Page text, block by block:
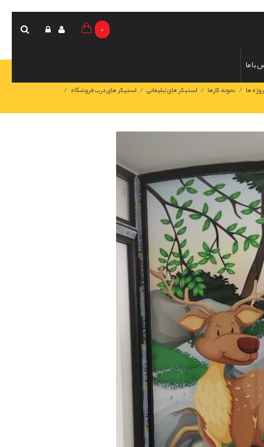
با ما
0
ها / نمونه کارها / استیکر های تبلیغاتی / استیکر های درب فروشگاه /